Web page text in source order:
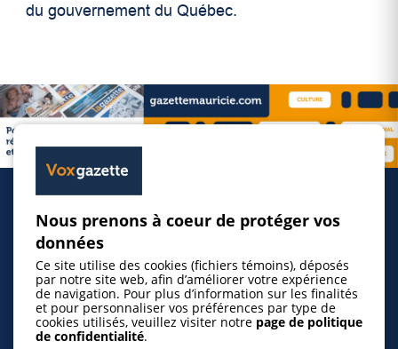
du gouvernement du Québec.
Accueil
Inscrire un événement
© 2026 Gazette de la Mauricie. Tous droits
Nous prenons à coeur de protéger vos
données
Ce site utilise des cookies (fichiers témoins), déposés
par notre site web, afin d’améliorer votre expérience
de navigation. Pour plus d’information sur les finalités
et pour personnaliser vos préférences par type de
cookies utilisés, veuillez visiter notre page de politique
de confidentialité.